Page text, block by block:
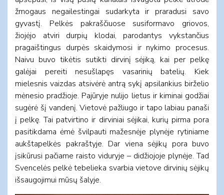
žmogaus negailestingai sudarkyta ir praradusi savo
gyvastį. Pelkės pakraščiuose susiformavo griovos,
žiojėjo atviri durpių klodai, parodantys vykstančius
pragaištingus durpės skaidymosi ir nykimo procesus.
Naivu buvo tikėtis sutikti dirvinį sėjiką, kai per pelkę
galėjai pereiti nesušlapęs vasarinių batelių. Kiek
mielesnis vaizdas atsivėrė antrą sykį apsilankius birželio
mėnesio pradžioje. Pajūryje nulijo lietus ir kiminai godžiai
sugėrė šį vandenį. Vietovė pažliugo ir tapo labiau panaši
į pelkę. Tai patvirtino ir dirviniai sėjikai, kurių pirma pora
pasitikdama ėmė švilpauti mažesnėje plynėje rytiniame
aukštapelkės pakraštyje. Dar viena sėjikų pora buvo
įsikūrusi pačiame raisto viduryje – didžiojoje plynėje. Tad
Svencelės pelkė tebelieka svarbia vietove dirvinių sėjikų
išsaugojimui mūsų šalyje.